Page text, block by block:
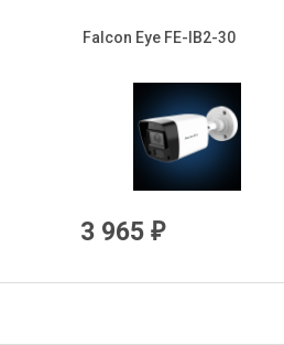
Falcon Eye FE-IB2-30
3 965 ₽